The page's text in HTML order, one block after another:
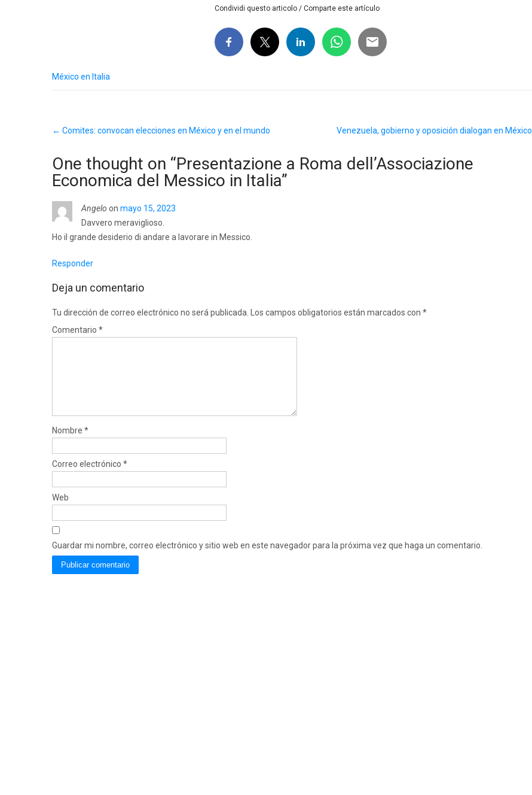
Condividi questo articolo / Comparte este artículo
México en Italia
navigation
← Comites: convocan elecciones en México y en el mundo Venezuela, gobierno y oposición dialogan en México
One thought on “Presentazione a Roma dell’Associazione
Economica del Messico in Italia”
Angelo on mayo 15, 2023
Davvero meraviglioso.
Ho il grande desiderio di andare a lavorare in Messico.
Responder
Deja un comentario
Tu dirección de correo electrónico no será publicada. Los campos obligatorios están marcados con *
Comentario *
Nombre *
Correo electrónico *
Web
Guardar mi nombre, correo electrónico y sitio web en este navegador para la próxima vez que haga un comentario.